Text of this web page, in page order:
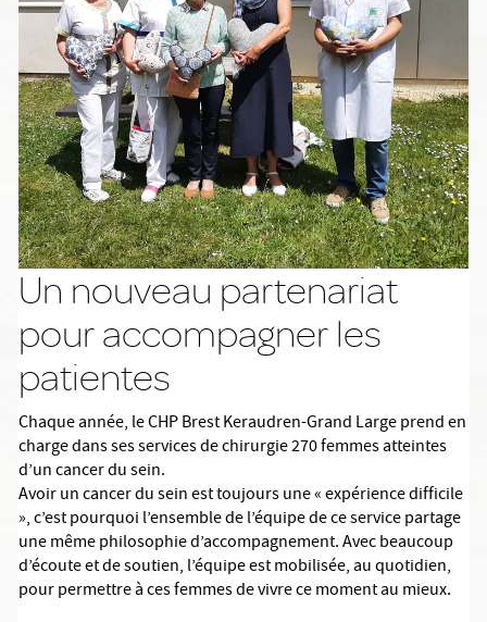
Un nouveau partenariat
pour accompagner les
patientes
Chaque année, le CHP Brest Keraudren-Grand Large prend en
charge dans ses services de chirurgie 270 femmes atteintes
d’un cancer du sein.
Avoir un cancer du sein est toujours une « expérience difficile
», c’est pourquoi l’ensemble de l’équipe de ce service partage
une même philosophie d’accompagnement. Avec beaucoup
d’écoute et de soutien, l’équipe est mobilisée, au quotidien,
pour permettre à ces femmes de vivre ce moment au mieux.